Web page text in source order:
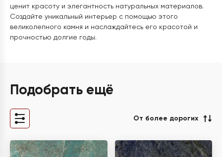
ценит красоту и элегантность натуральных материалов.
Создайте уникальный интерьер с помощью этого
великолепного камня и наслаждайтесь его красотой и
прочностью долгие годы.
Подобрать ещё
От более дорогих